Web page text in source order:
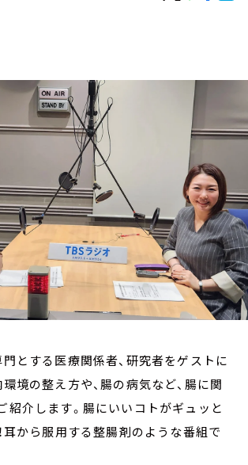
グッズ
門とする医療関係者、研究者をゲストに
境の整え方や、腸の病気など、腸に関
紹介します。腸にいいコトがギュッと
耳から服用する整腸剤のような番組で